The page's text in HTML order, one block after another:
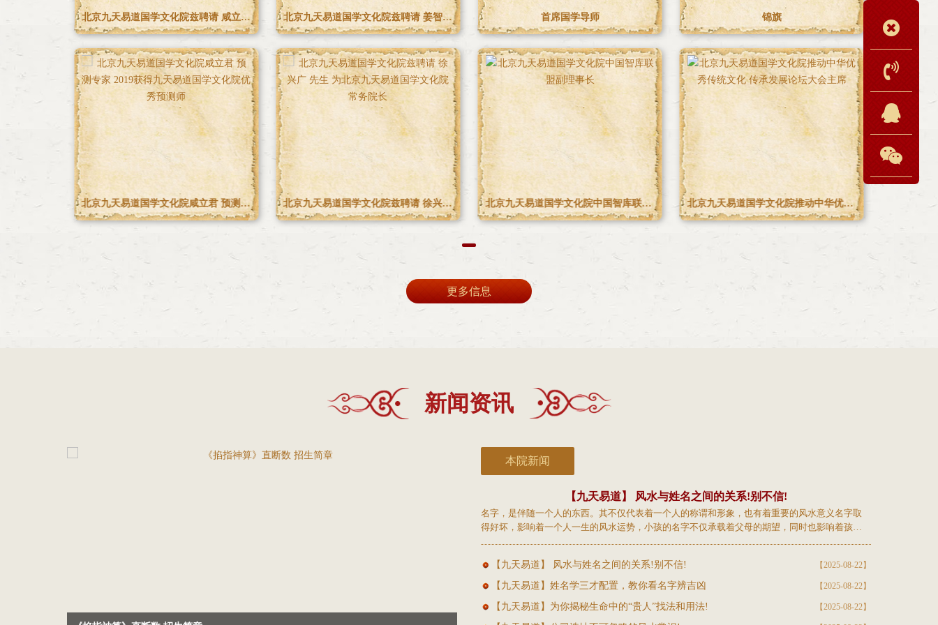
北京九天易道国学文化院兹聘请 徐兴广 先生 为北京九天易道国学文化院常务院长
首席国学导师
北京九天易道国学文化院中国智库联盟副理事长
锦旗
北京九天易道国学文化院推动中华优秀传统文化 传承发展论坛大会主席
北京九天易道国学文化院兹聘请 咸立君 先生 为北京九天易道国学文化院副院长
北京九天易道国学文化院咸立君 预测专家 2019获得九天易道国学文化院优秀预测师
北京九天易道国学文化院兹聘请 姜智远 先生为北京九天易道国学文化院名誉院长
北京九天易道国学文化院兹聘请 徐兴广 先生 为北京九天易道国学文化院常务院长
更多信息
新闻资讯
本院新闻
【九天易道】 风水与姓名之间的关系!别不信!
名字，是伴随一个人的东西。其不仅代表着一个人的称谓和形象，也有着重要的风水意义名字取
得好坏，影响着一个人一生的风水运势，小孩的名字不仅承载着父母的期望，同时也影响着孩子
【2025-08-22】
【九天易道】 风水与姓名之间的关系!别不信!
【2025-08-22】
【九天易道】姓名学三才配置，教你看名字辨吉凶
【2025-08-22】
【九天易道】为你揭秘生命中的“贵人”找法和用法!